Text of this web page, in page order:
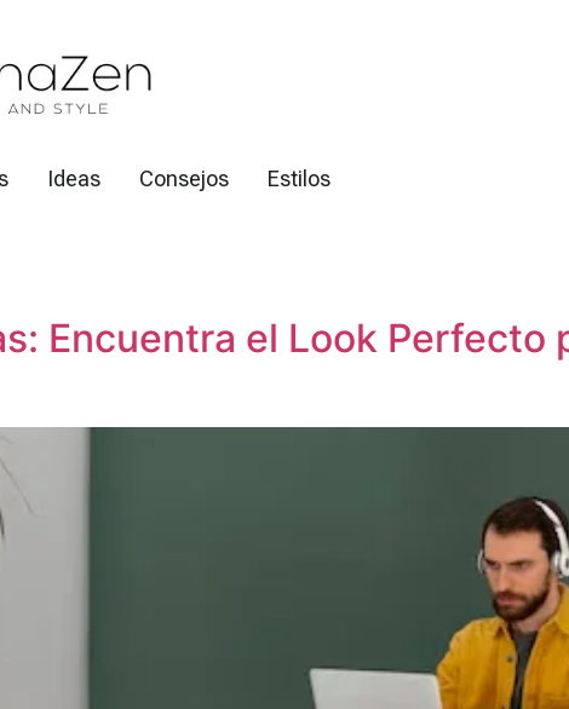
Ideas Consejos Estilos
Encuentra el Look Perfecto